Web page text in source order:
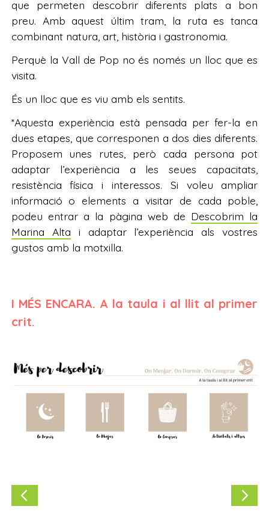
que permeten descobrir diferents plats a bon
preu. Amb aquest últim tram, la ruta es tanca
combinant natura, art, història i gastronomia.
Perquè la Vall de Pop no és només un lloc que es
visita.
És un lloc que es viu amb els sentits.
*Aquesta experiència està pensada per fer-la en
dues etapes, que corresponen a dos dies diferents.
Proposem unes rutes, però cada persona pot
adaptar l’experiència a les seues capacitats,
resistència física i interessos. Si voleu ampliar
informació o elements a visitar de cada poble,
podeu entrar a la pàgina web de Descobrim la
Marina Alta i adaptar l’experiència als vostres
gustos amb la motxilla.
I MÉS ENCARA. A la taula i al llit al primer
crit.